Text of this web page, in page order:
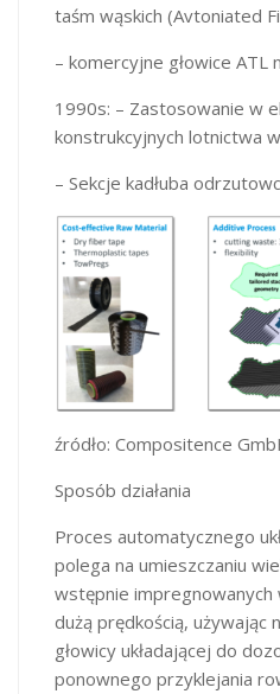
taśm wąskich (Avtoniated
– komercyjne głowice ATL
1990s: – Zastosowanie w
konstrukcyjnych lotnictwa
– Sekcje kadłuba
źródło: Compositence
Sposób działania
Proces automatycznego
polega na umieszczaniu
wstępnie impregnowanych
dużą prędkością,
głowicy układającej do
ponownego przyklejania